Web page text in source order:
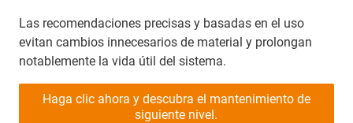
Las recomendaciones precisas y basadas en el uso
evitan cambios innecesarios de material y prolongan
notablemente la vida útil del sistema.
Haga clic ahora y descubra el mantenimiento de
siguiente nivel.